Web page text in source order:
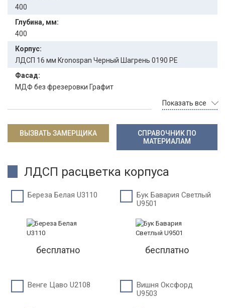
400
Глубина, мм:
400
Корпус:
ЛДСП 16 мм Kronospan Черный Шагрень 0190 PE
Фасад:
МДФ без фрезеровки Графит
Показать все
ВЫЗВАТЬ ЗАМЕРЩИКА
СПРАВОЧНИК ПО
МАТЕРИАЛАМ
ЛДСП расцветка корпуса
Береза Белая U3110
бесплатно
Бук Бавария Светлый
U9501
бесплатно
Венге Цаво U2108
Вишня Оксфорд
U9503